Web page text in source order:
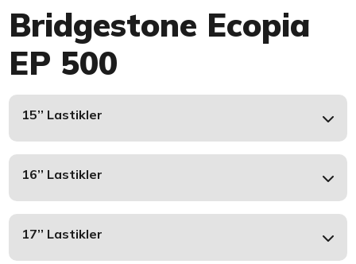
Bridgestone Ecopia
EP 500
15’’ Lastikler
16’’ Lastikler
17’’ Lastikler